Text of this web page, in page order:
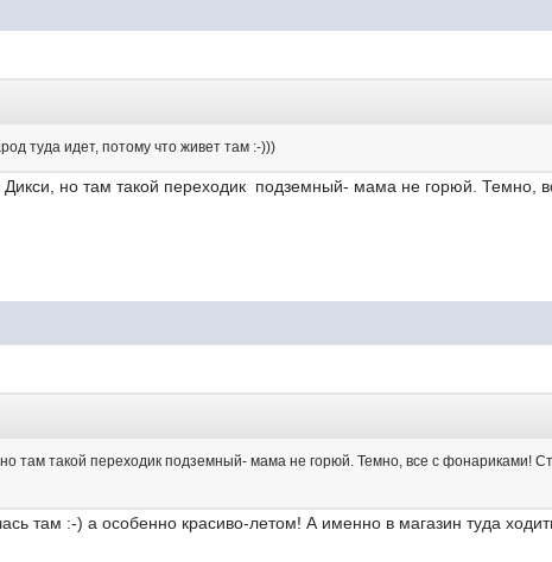
туда идет, потому что живет там :-)))
но там такой переходик подземный- мама не горюй. Темно,
там такой переходик подземный- мама не горюй. Темно, все с фонариками!
там :-) а особенно красиво-летом! А именно в магазин туда